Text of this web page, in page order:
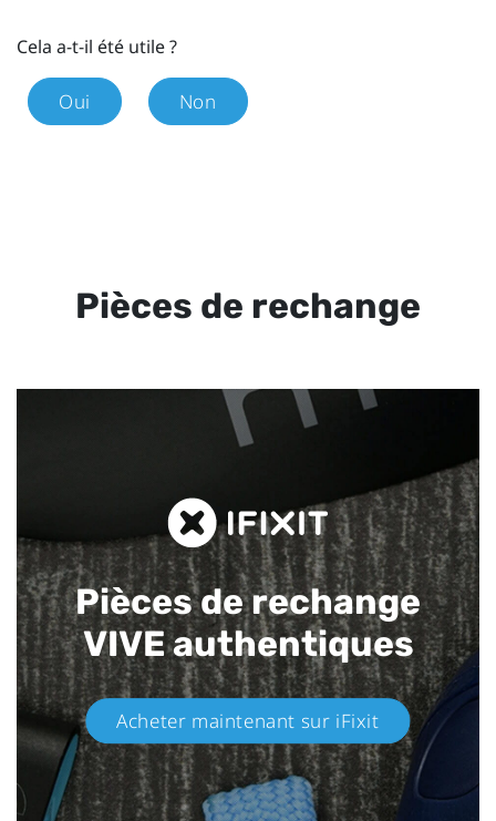
Cela a-t-il été utile ?
Oui Non
Pièces de rechange
Pièces de rechange
VIVE authentiques​
Acheter maintenant sur iFixit​